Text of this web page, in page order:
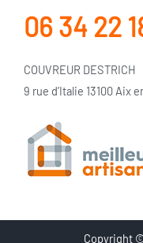
06 34 22
COUVREUR DESTRICH
9 rue d’Italie 13100 Aix
Copyright